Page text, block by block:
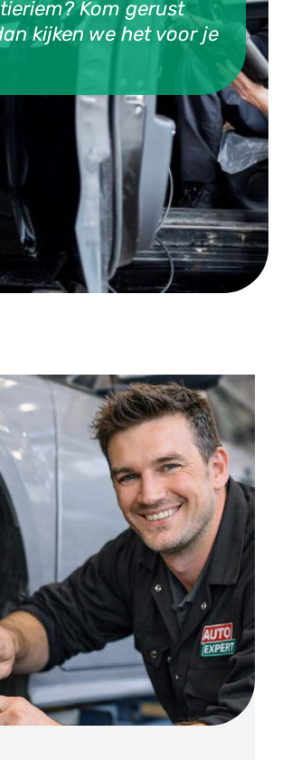
Kom gerust
kijken we het voor je